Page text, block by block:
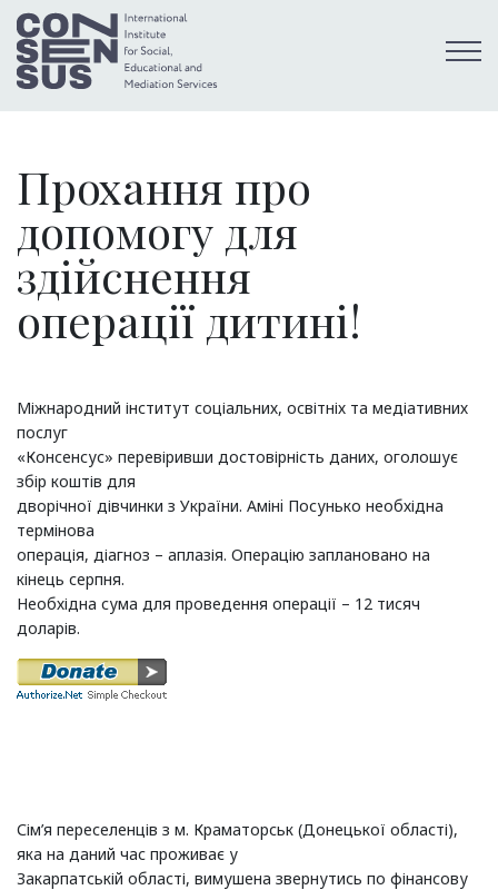
Прохання про
допомогу для
здійснення
операції дитині!
Міжнародний інститут соціальних, освітніх та медіативних
послуг
«Консенсус» перевіривши достовірність даних, оголошує
збір коштів для
дворічної дівчинки з України. Амінi Посунько необхідна
термінова
операція, діагноз – аплазія. Операцію заплановано на
кінець серпня.
Необхідна сума для проведення операції – 12 тисяч
доларів.
Сім’я переселенців з м. Краматорськ (Донецької області),
яка на даний час проживає у
Закарпатській області, вимушена звернутись по фінансову